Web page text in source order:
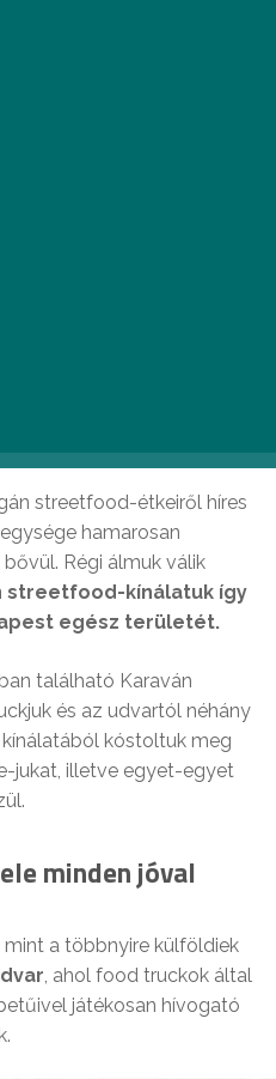
streetfood-étkeiről híres
hamarosan
Régi álmuk válik
streetfood-kínálatuk így
egész területét.
található Karaván
és az udvartól néhány
kóstoltuk meg
jukat, illetve egyet-egyet
minden jóval
mint a többnyire külföldiek
, ahol food truckok által
játékosan hívogató